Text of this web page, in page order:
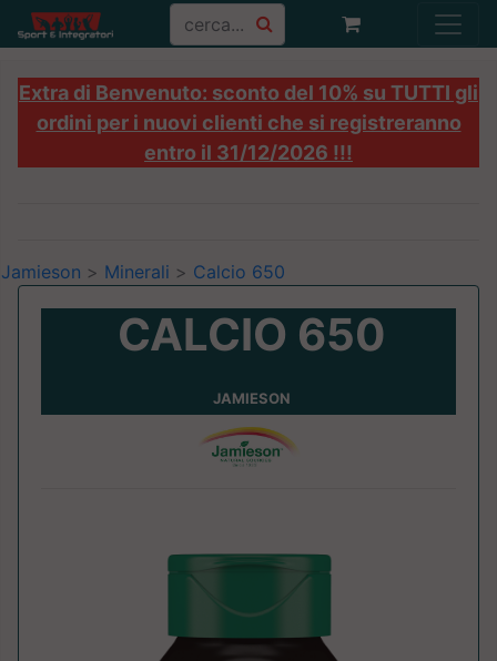
Extra di Benvenuto: sconto del 10% su TUTTI gli
ordini per i nuovi clienti che si registreranno
entro il 31/12/2026 !!!
Jamieson > Minerali > Calcio 650
CALCIO 650
JAMIESON